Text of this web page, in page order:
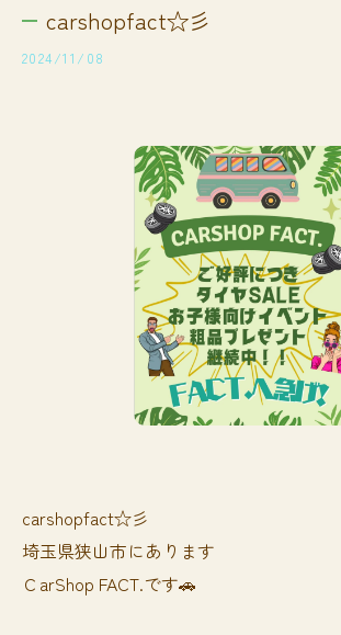
carshopfact☆彡
2024/11/08
carshopfact☆彡
埼玉県狭山市にあります
ＣarShop FACT.です🚗